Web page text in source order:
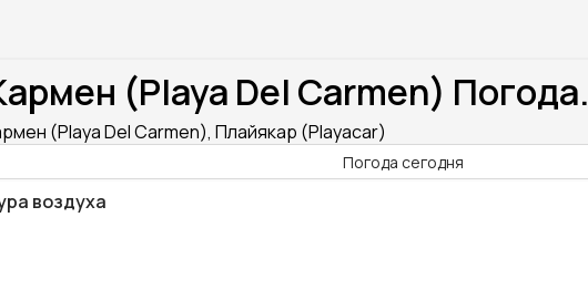
(Playa Del Carmen) Погода.
(Playa Del Carmen), Плайякар (Playacar)
Погода сегодня
воздуха